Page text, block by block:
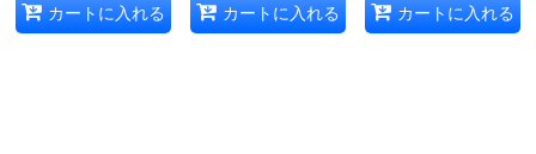
カートに入れる カートに入れる カートに入れる